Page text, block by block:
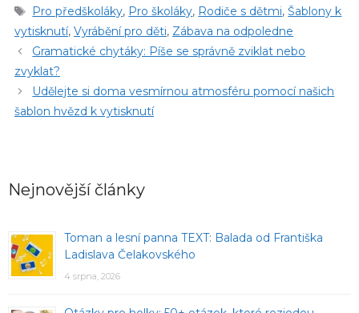
Štítky
Pro předškoláky, Pro školáky, Rodiče s dětmi,Šablony k
vytisknutí, Vyrábění pro děti, Zábava na odpoledne
Gramatické chytáky: Píše se správně zviklat nebo
zvyklat?
Udělejte si doma vesmírnou atmosféru pomocí našich
šablon hvězd k vytisknutí
Nejnovější články
Toman a lesní panna TEXT: Balada od Františka
Ladislava Čelakovského
4 srpna, 2026